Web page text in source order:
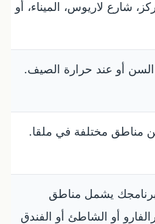
شارع لاريوس، الميناء، أو
السن أو عند حرارة الصيف.
مناطق مختلفة في ملقا.
برنامجك يشمل مناطق
أو الشاطئ أو الفندق